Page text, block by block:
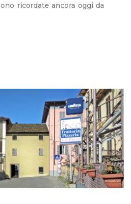
ricordate ancora oggi da